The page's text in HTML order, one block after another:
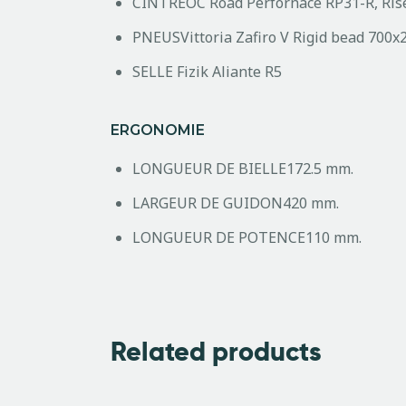
PNEUSVittoria Zafiro V Rigid bead
SELLE Fizik Aliante R5
ERGONOMIE
LONGUEUR DE BIELLE172.5 mm.
LARGEUR DE GUIDON420 mm.
LONGUEUR DE POTENCE110 mm.
Related products